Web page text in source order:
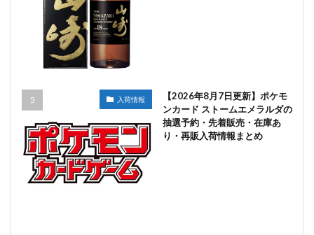
入荷情報
【2026年8月7日更新】ポケモ
ンカード ストームエメラルダの
抽選予約・先着販売・在庫あ
り・再販入荷情報まとめ